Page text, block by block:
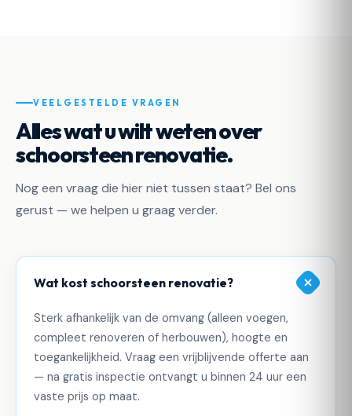
VEELGESTELDE VRAGEN
Alles wat u wilt weten over
schoorsteen renovatie.
Nog een vraag die hier niet tussen staat? Bel ons
gerust — we helpen u graag verder.
Wat kost schoorsteen renovatie?
Sterk afhankelijk van de omvang (alleen voegen,
compleet renoveren of herbouwen), hoogte en
toegankelijkheid. Vraag een vrijblijvende offerte aan
— na gratis inspectie ontvangt u binnen 24 uur een
vaste prijs op maat.